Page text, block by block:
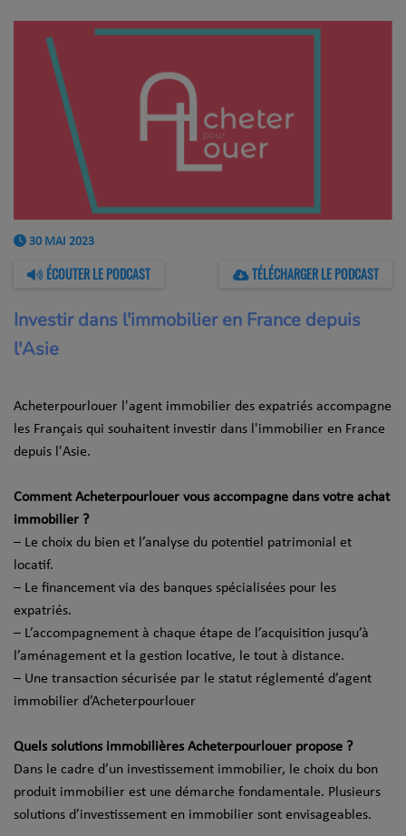
30 MAI 2023
ÉCOUTER LE PODCAST TÉLÉCHARGER LE PODCAST
Investir dans l'immobilier en France depuis
l'Asie
Acheterpourlouer l'agent immobilier des expatriés accompagne
les Français qui souhaitent investir dans l'immobilier en France
depuis l'Asie.
Comment Acheterpourlouer vous accompagne dans votre achat
immobilier ?
– Le choix du bien et l’analyse du potentiel patrimonial et
locatif.
– Le financement via des banques spécialisées pour les
expatriés.
– L’accompagnement à chaque étape de l’acquisition jusqu’à
l’aménagement et la gestion locative, le tout à distance.
– Une transaction sécurisée par le statut réglementé d’agent
immobilier d’Acheterpourlouer
Quels solutions immobilières Acheterpourlouer propose ?
Dans le cadre d’un investissement immobilier, le choix du bon
produit immobilier est une démarche fondamentale. Plusieurs
solutions d’investissement en immobilier sont envisageables.